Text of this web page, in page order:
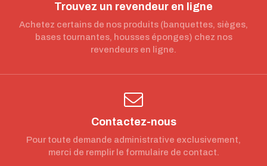
Trouvez un revendeur en ligne
Achetez certains de nos produits (banquettes, sièges,
bases tournantes, housses éponges) chez nos
revendeurs en ligne.
Contactez-nous
Pour toute demande administrative exclusivement,
merci de remplir le formulaire de contact.